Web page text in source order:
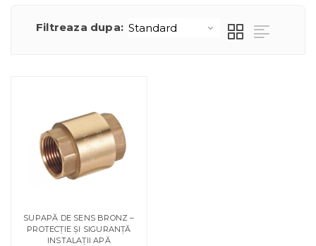
Filtreaza dupa:
SUPAPĂ DE SENS BRONZ –
PROTECȚIE ȘI SIGURANȚĂ
INSTALAȚII APĂ